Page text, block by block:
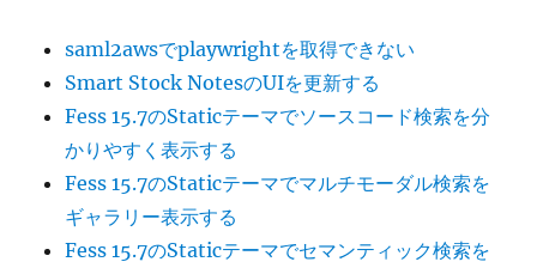
saml2awsでplaywrightを取得できない
Smart Stock NotesのUIを更新する
Fess 15.7のStaticテーマでソースコード検索を分
かりやすく表示する
Fess 15.7のStaticテーマでマルチモーダル検索を
ギャラリー表示する
Fess 15.7のStaticテーマでセマンティック検索を